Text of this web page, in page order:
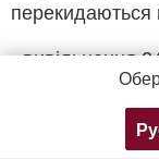
перекидаються
- вивільнення
заморожених
переговорів;
Продовжуючи